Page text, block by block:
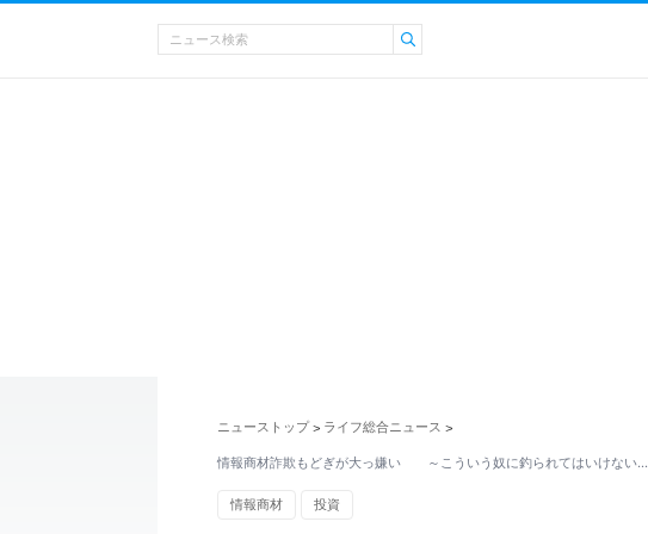
ニューストップ > ライフ総合ニュース >
情報商材詐欺もどぎが大っ嫌い ～こういう奴に釣られてはいけない…
情報商材 投資